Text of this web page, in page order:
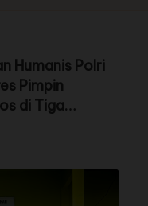
Humanis Polri
Pimpin
di Tiga